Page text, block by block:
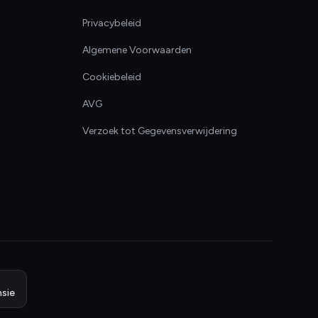
Privacybeleid
Algemene Voorwaarden
Cookiebeleid
AVG
Verzoek tot Gegevensverwijdering